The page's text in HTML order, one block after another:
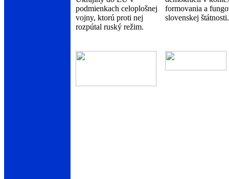
podmienkach celoplošnej
vojny, ktorú proti nej
rozpútal ruský režim.
formovania a
slovenskej štátnosti.